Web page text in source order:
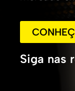
Siga nas